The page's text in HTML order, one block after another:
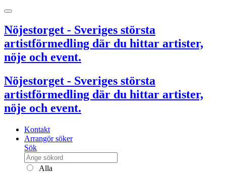
Nöjestorget - Sveriges största
artistförmedling där du hittar artister,
nöje och event.
Nöjestorget - Sveriges största
artistförmedling där du hittar artister,
nöje och event.
Kontakt
Arrangör söker
Sök
Alla